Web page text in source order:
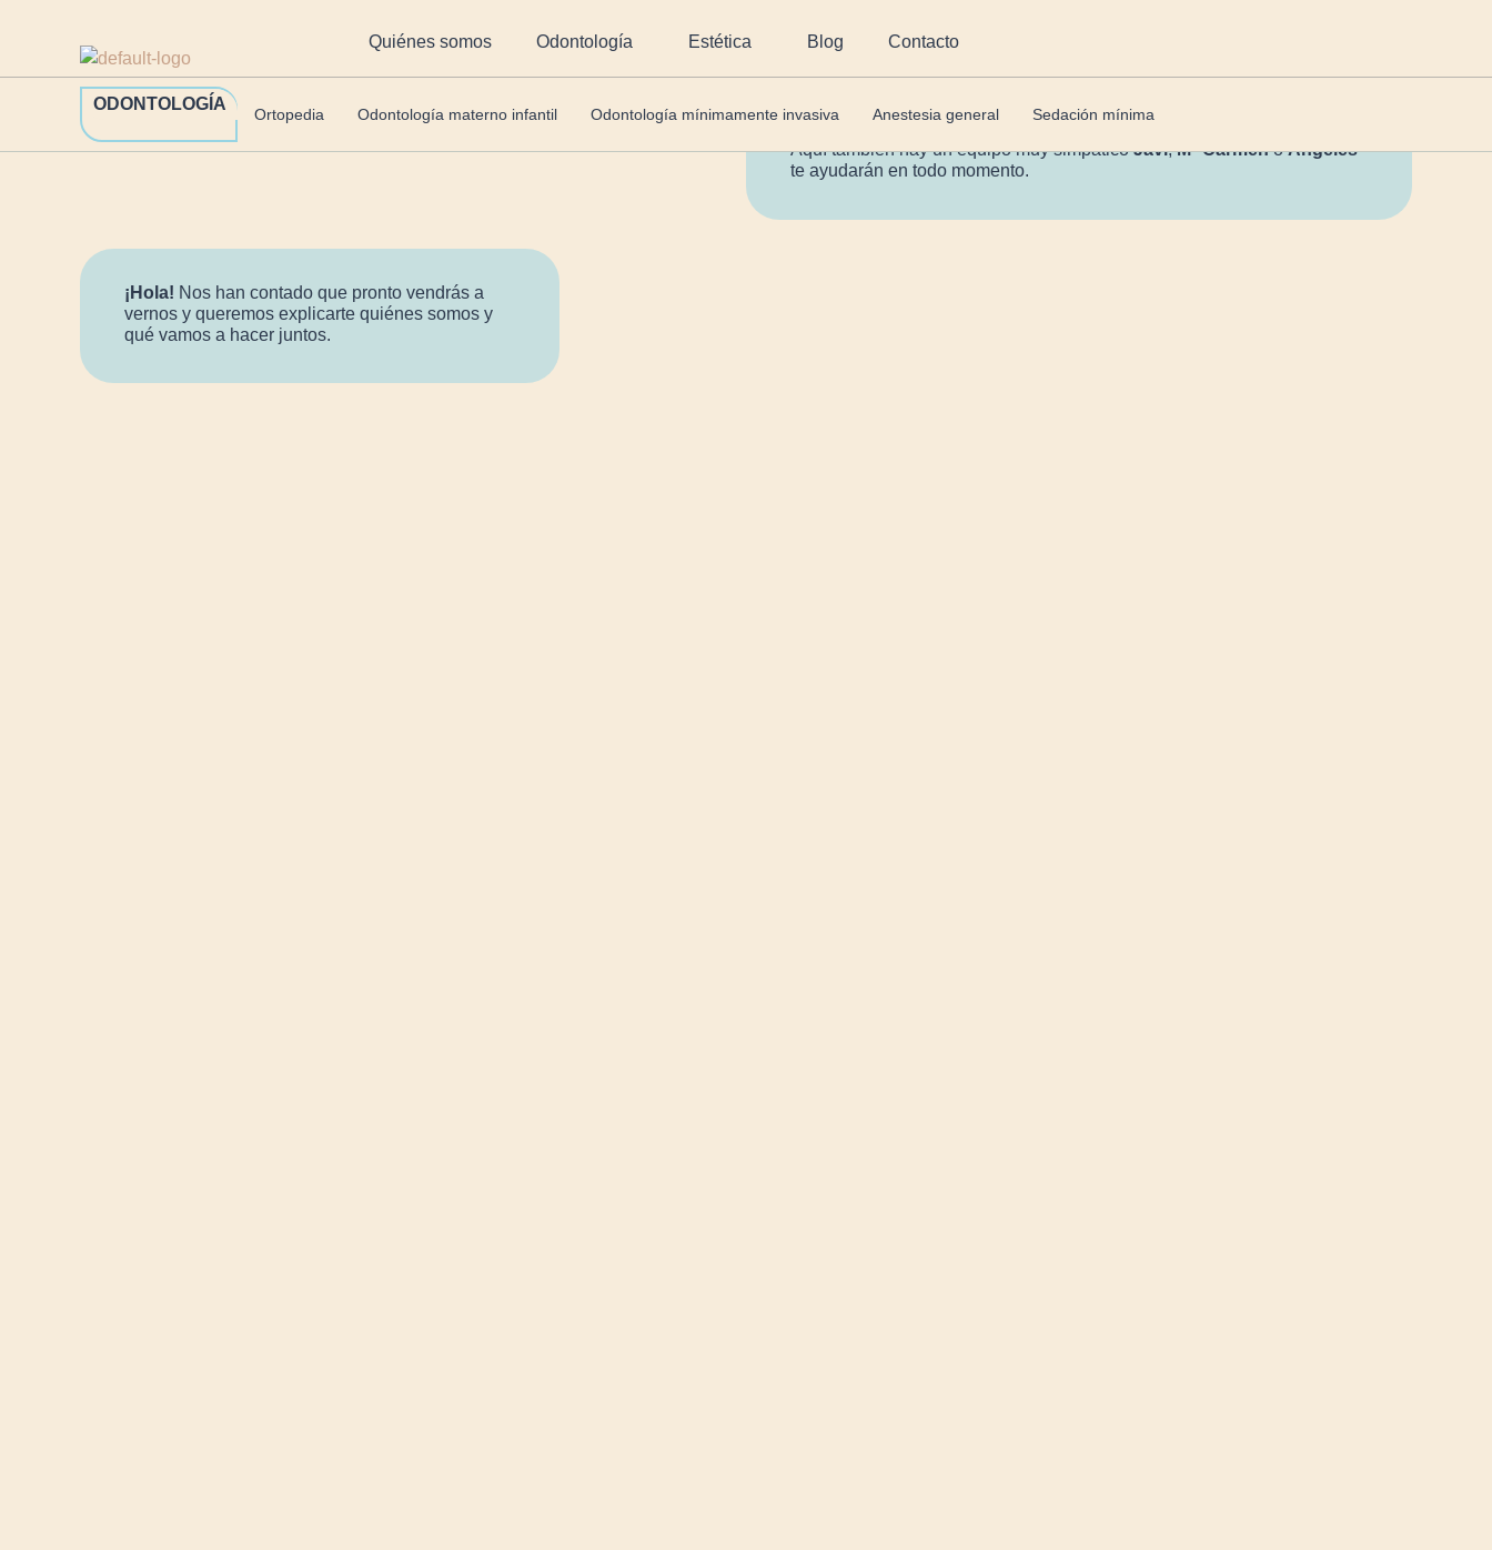
Quiénes somos
Odontología Estética Blog Contacto
ODONTOLOGÍA
Ortopedia Odontología materno infantil Odontología mínimamente invasiva Anestesia general Sedación mínima
¡Hola! Nos han contado que pronto vendrás a
vernos y queremos explicarte quiénes somos y
qué vamos a hacer juntos.
sonrisa brillante.
Aquí también hay un equipo muy simpáticoJavi,Mª CarmenoÁngeles
te ayudarán en todo momento.